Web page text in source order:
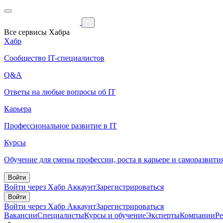
Все сервисы Хабра
Хабр
Сообщество IT-специалистов
Q&A
Ответы на любые вопросы об IT
Карьера
Профессиональное развитие в IT
Курсы
Обучение для смены профессии, роста в карьере и
Войти
Войти через Хабр АккаунтЗарегистрироваться
Войти
Войти через Хабр АккаунтЗарегистрироваться
ВакансииСпециалистыКурсы и обучениеЭкспертыКомпании